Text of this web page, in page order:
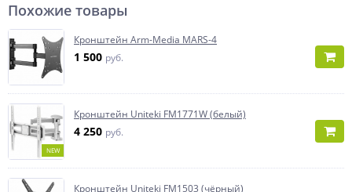
Похожие товары
Кронштейн Arm-Media MARS-4
1 500 руб.
NEW
Кронштейн Uniteki FM1771W (белый)
4 250 руб.
Кронштейн Uniteki FM1503 (чёрный)